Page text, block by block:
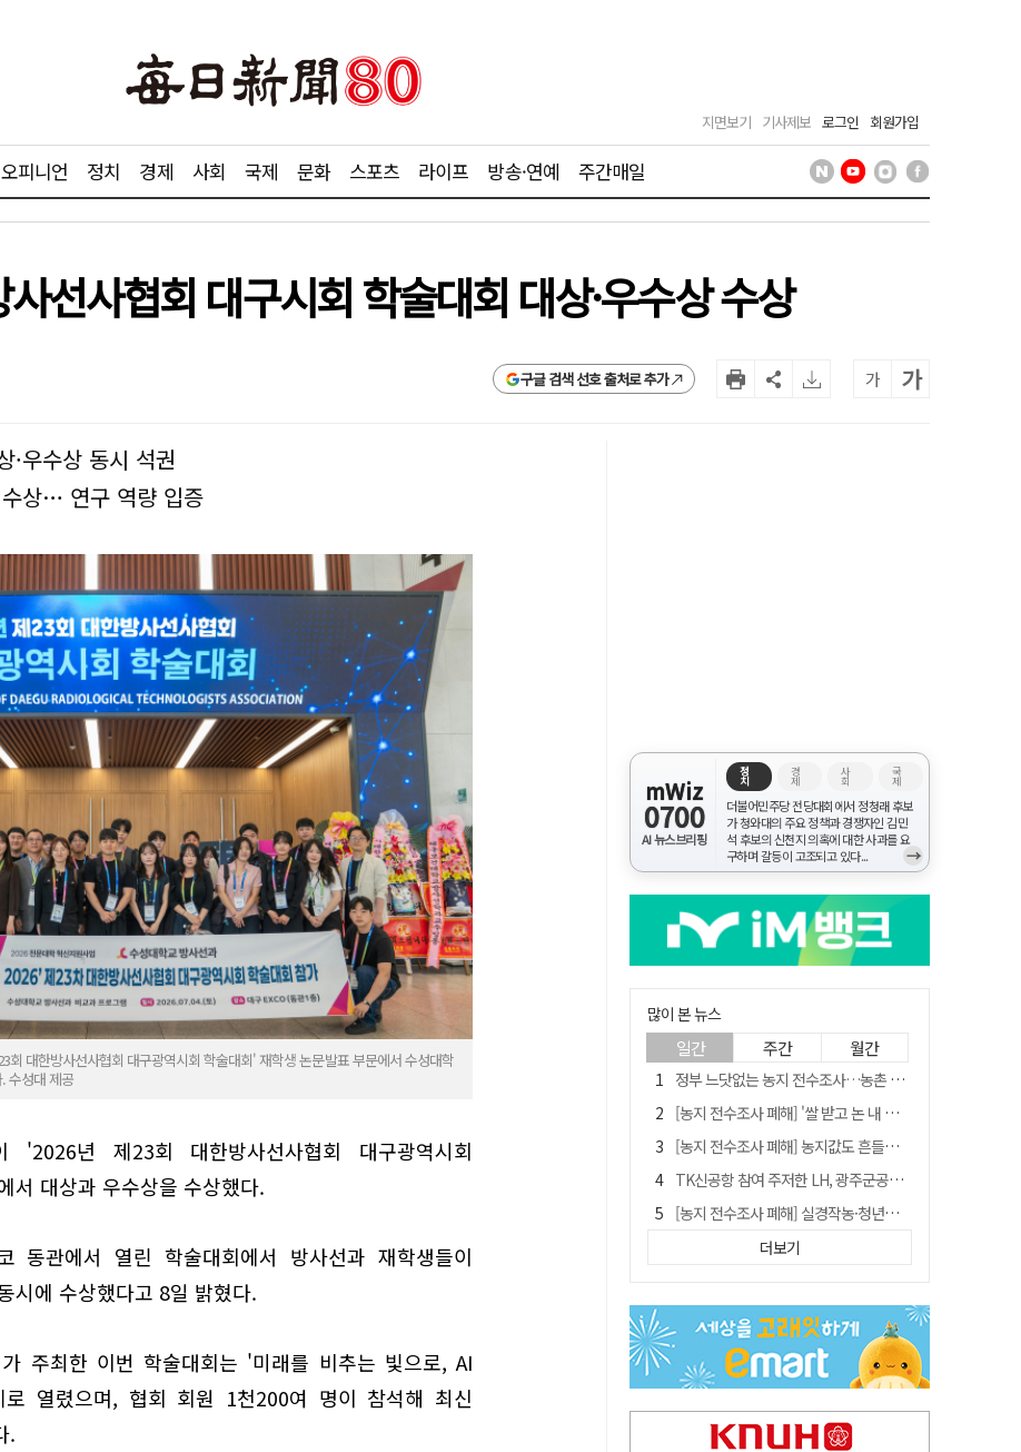
지면보기 기사제보 로그인 회원가입
오피니언 정치 경제 사회 국제 문화 스포츠 라이프 방송·연예 주간매일
선사협회 대구시회 학술대회 대상·우수상 수상
구글 검색 선호 출처로 추가 가 가
·우수상 동시 석권
수상… 연구 역량 입증
회 대한방사선사협회 대구광역시회 학술대회' 재학생 논문발표 부문에서 수성대학
수성대 제공
'2026년 제23회 대한방사선사협회 대구광역시회
서 대상과 우수상을 수상했다.
동관에서 열린 학술대회에서 방사선과 재학생들이
시에 수상했다고 8일 밝혔다.
주최한 이번 학술대회는 '미래를 비추는 빛으로, AI
열렸으며, 협회 회원 1천200여 명이 참석해 최신
.
mWiz
0700
AI 뉴스브리핑
정
치
경
제
사
회
국
제
더불어민주당 전당대회에서 정청래 후보
가 청와대의 주요 정책과 경쟁자인 김민
석 후보의 신천지 의혹에 대한 사과를 요
구하며 갈등이 고조되고 있다...
→
많이 본 뉴스
일간 주간 월간
정부 느닷없는 농지 전수조사…농촌 들쑤시는 '경자유전'의 칼날
[농지 전수조사 폐해] '쌀 받고 논 내 준' 도지농 이제 어쩌나?
[농지 전수조사 폐해] 농지값도 흔들리나…"도지 막히면 헐값 매물 나올 수도"
TK신공항 참여 주저한 LH, 광주군공항 사업에는 앞장
[농지 전수조사 폐해] 실경작농·청년농 부담도 커진다
[단독] 김영수 "국방부 청문준비단, 안규백 탈영 알고있었다"
[기고] 대구 미래는 금호강·팔공산에 있다
홈플러스 다시 문 연다… 대구경북 매장도 재개장 준비 돌입
청도군정 '두 시어머니'가 되어서는 안된다
더보기